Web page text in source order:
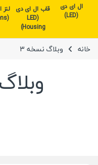
ال ای دی
(LED)
قاب ال ای دی
(LED
Housing)
(LED Lens)
خانه وبلاگ نسخه 3